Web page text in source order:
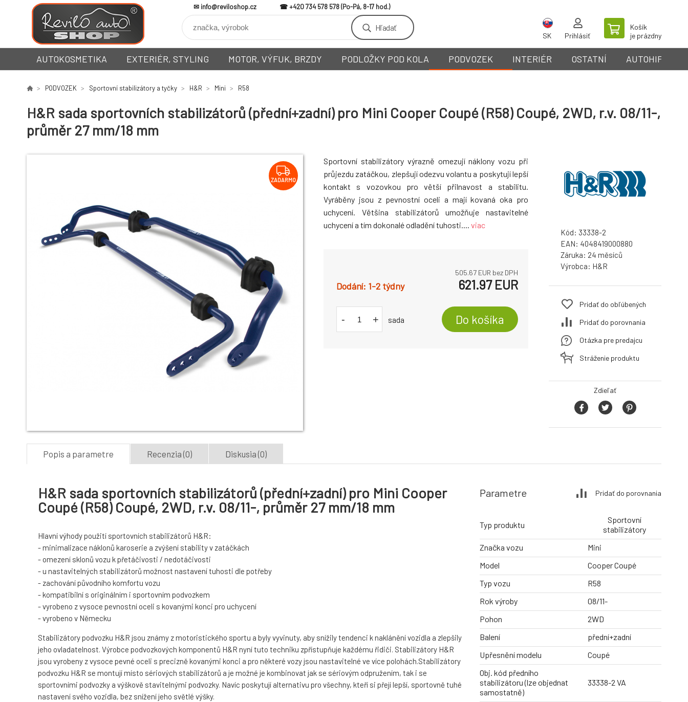
info@reviloshop.cz +420 734 578 578
Hľadať
SK Prihlásiť
Košík
je prázdny
AUTOKOSMETIKA EXTERIÉR, STYLING MOTOR, VÝFUK, BRZDY PODLOŽKY POD KOLA PODVOZEK INTERIÉR OSTATNÍ AUTOHIFI
PODVOZEK Sportovní stabilizátory a tyčky H&R Mini R58
H&R sada sportovních stabilizátorů (přední+zadní) pro Mini Cooper Coupé (R58) Coupé, 2WD, r.v. 08/11-,
průměr 27 mm/18 mm
ZADARMO
Sportovní stabilizátory výrazně omezují náklony vozu při
průjezdu zatáčkou, zlepšují odezvu volantu a poskytují lepší
kontakt s vozovkou pro větší přilnavost a stabilitu.
Vyráběny jsou z pevnostní oceli a mají kovaná oka pro
uchycení. Většina stabilizátorů umožňuje nastavitelné
uchycení a tím dokonalé odladění tuhosti.... viac
505.67 EUR bez DPH
1-2 týdny 621.97EUR
- + sada Do košíka
Kód: 33338-2
EAN: 4048419000880
Záruka: 24
Výrobca: H&R
Pridať do obľúbených
Pridať do porovnania
Otázka pre predajcu
Stráženie produktu
Zdieľať
Popis a parametre Recenzia (0) Diskusia (0)
H&R sada sportovních stabilizátorů (přední+zadní) pro Mini Cooper
Coupé (R58) Coupé, 2WD, r.v. 08/11-, průměr 27 mm/18 mm
Hlavní výhody použití sportovních stabilizátorů H&R:
- minimalizace náklonů karoserie a zvýšení stability v zatáčkách
- omezení sklonů vozu k přetáčivosti / nedotáčivosti
- u nastavitelných stabilizátorů možnost nastavení tuhosti dle potřeby
- zachování původního komfortu vozu
- kompatibilní s originálním i sportovním podvozkem
- vyrobeno z vysoce pevnostní oceli s kovanými konci pro uchycení
- vyrobeno v Německu
Stabilizátory podvozku H&R jsou známy z motoristického sportu a byly vyvinuty, aby snížily tendenci k naklánění vozidla a zlepšily
jeho ovladatelnost. Výrobce podvozkových komponentů H&R nyní tuto techniku zpřístupňuje každému řidiči. Stabilizátory H&R
jsou vyrobeny z vysoce pevné oceli s precizně kovanými konci a pro některé vozy jsou nastavitelné ve více polohách.Stabilizátory
podvozku H&R se montují místo sériových stabilizátorů a je možné je kombinovat jak se sériovým odpružením, tak i se
sportovními podvozky a výškově stavitelnými podvozky. Navíc poskytují alternativu pro všechny, kteří si přejí lepší, sportovně tuhé
nastavení svého vozidla, bez snížení jeho světlé výšky.
Parametre Pridať do porovnania
Typ produktu
Sportovní
stabilizátory
Značka vozu
Mini
Model
Cooper Coupé
Typ vozu
R58
Rok výroby
08/11-
Pohon
2WD
Balení
přední+zadní
Upřesnění modelu
Coupé
Obj. kód předního
stabilizátoru (lze objednat
samostatně)
33338-2 VA